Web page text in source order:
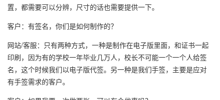
置，都需要可以分辨，尺寸的话也需要提供一下。
客户：有签名，你们是如何制作的？
网站/客服：只有两种方式，一种是制作在电子版里面，和证书一起
印刷，因为有的学校一年毕业几万人，校长不可能一个一个人给签
名，这个时候我们以电子版代签。另一种是我们手签，主要是应对
有手签需求的客户。